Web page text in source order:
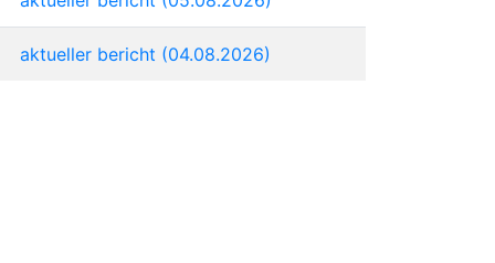
aktueller bericht (04.08.2026)